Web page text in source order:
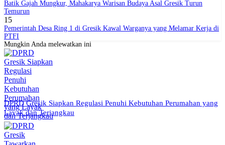
Batik Gajah Mungkur, Mahakarya Warisan Budaya Asal Gresik Turun
Temurun
15
Pemerintah Desa Ring 1 di Gresik Kawal Warganya yang Melamar Kerja di
PTFI
Mungkin Anda melewatkan ini
DPRD Gresik Siapkan Regulasi Penuhi Kebutuhan Perumahan yang
Layak dan Terjangkau